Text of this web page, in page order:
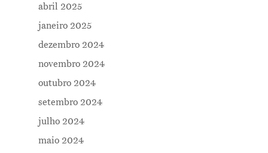
abril 2025
janeiro 2025
dezembro 2024
novembro 2024
outubro 2024
setembro 2024
julho 2024
maio 2024